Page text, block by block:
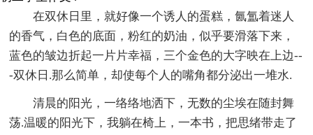
在双休日里，就好像一个诱人的蛋糕，氤氲着迷人
的香气，白色的底面，粉红的奶油，似乎要滑落下来，
蓝色的皱边折起一片片幸福，三个金色的大字映在上边--
-双休日.那么简单，却使每个人的嘴角都分泌出一堆水.
清晨的阳光，一络络地洒下，无数的尘埃在随封舞
荡.温暖的阳光下，我躺在椅上，一本书，把思绪带走了